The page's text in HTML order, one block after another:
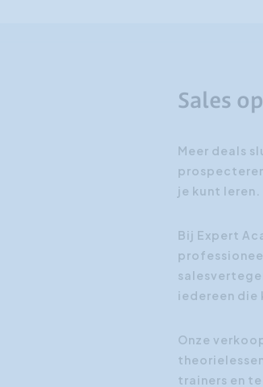
Sales
Meer deals
je kunt leren.
Bij Expert
iedereen die
Onze
trainers en